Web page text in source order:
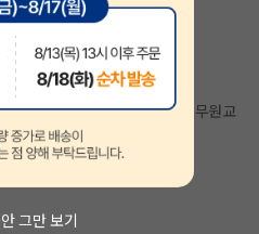
그만 보기
직공무원) 부문 수상
(계리직공무원), 교육브랜드(공무원교